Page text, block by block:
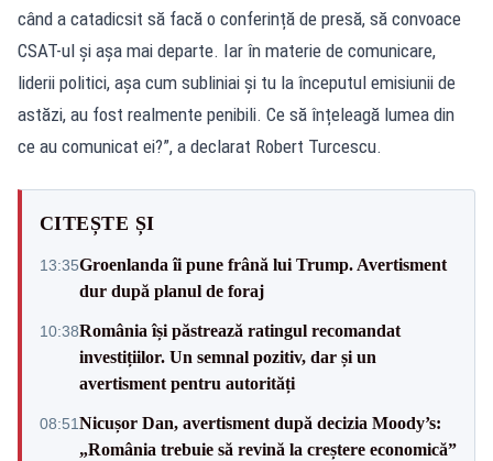
când a catadicsit să facă o conferință de presă, să convoace
CSAT-ul și așa mai departe. Iar în materie de comunicare,
liderii politici, așa cum subliniai și tu la începutul emisiunii de
astăzi, au fost realmente penibili. Ce să înțeleagă lumea din
ce au comunicat ei?”, a declarat Robert Turcescu.
CITEȘTE ȘI
13:35Groenlanda îi pune frână lui Trump. Avertisment
dur după planul de foraj
10:38România își păstrează ratingul recomandat
investițiilor. Un semnal pozitiv, dar și un
avertisment pentru autorități
08:51Nicușor Dan, avertisment după decizia Moody’s:
„România trebuie să revină la creștere economică”